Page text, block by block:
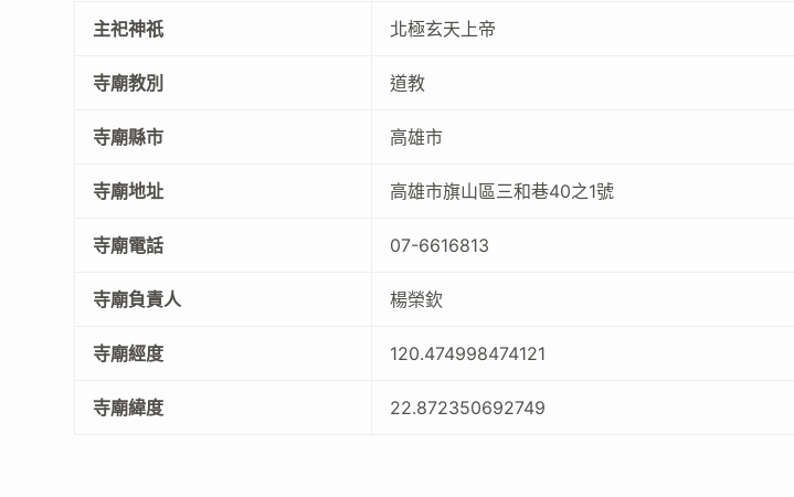
主祀神祇 北極玄天上帝
寺廟教別 道教
寺廟縣市 高雄市
寺廟地址 高雄市旗山區三和巷40之1號
寺廟電話 07-6616813
寺廟負責人 楊榮欽
寺廟經度 120.474998474121
寺廟緯度 22.872350692749